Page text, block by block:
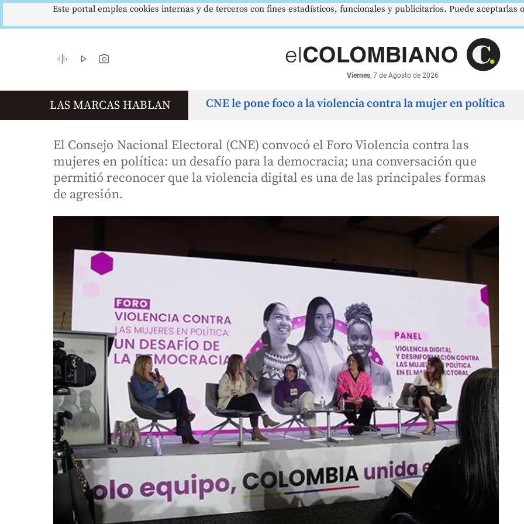
$4178,23 IPC
Inflación anual
5,81 % DTF
Dep. Término Fijo
12,48 % UVR $386,1273 SMMLV
Salario Mínimo
$1.750.905 BRENT
Petróleo
Pico y Placa Medellín Viernes 7 y 97 y 9
graphic_eq play_arrow photo_camera
Viernes, 7 de Agosto de 2026
LAS MARCAS HABLAN CNE le pone foco a la violencia contra la mujer en política
El Consejo Nacional Electoral (CNE) convocó el Foro Violencia contra las
mujeres en política: un desafío para la democracia; una conversación que
permitió reconocer que la violencia digital es una de las principales formas
de agresión.
Este portal emplea cookies internas y de terceros con fines estadísticos, funcionales y publicitarios. Puede aceptarlas